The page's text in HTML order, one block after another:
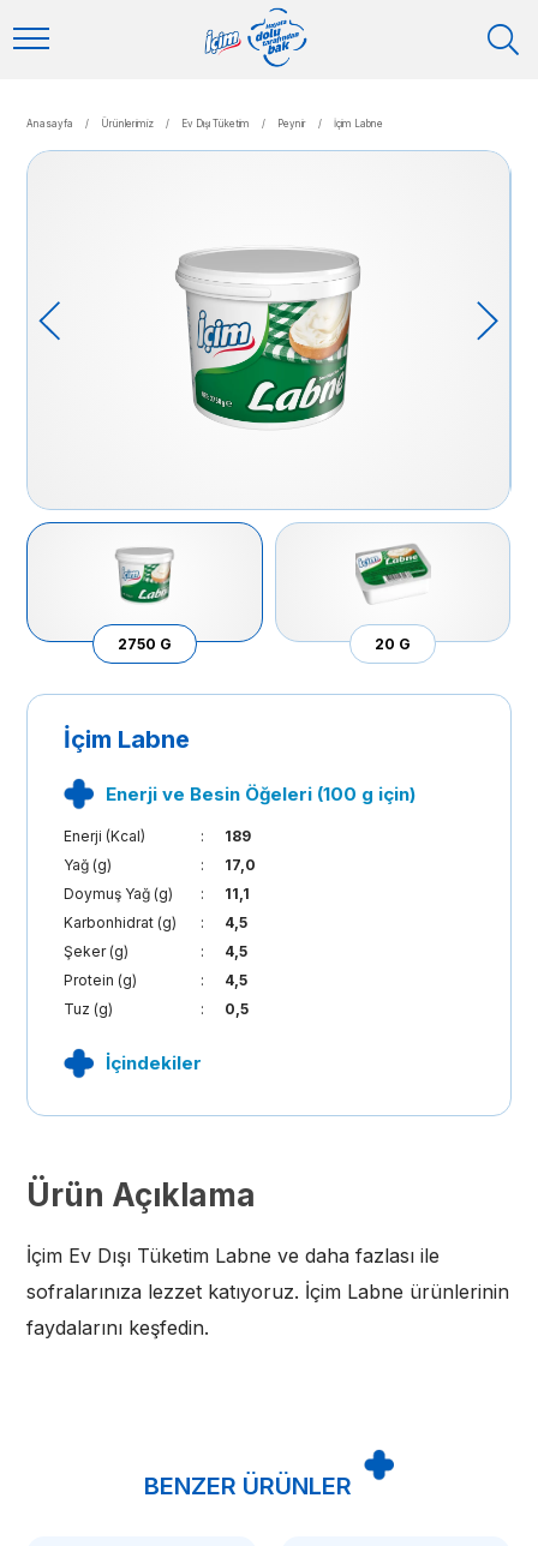
Anasayfa / Ürünlerimiz / Ev Dışı Tüketim / Peynir / İçim Labne
2750 G 20 G
İçim Labne
Enerji ve Besin Öğeleri (100 g için)
Enerji (Kcal) :
189
Yağ (g)
:
17,0
Doymuş Yağ (g)
:
11,1
Karbonhidrat (g)
:
4,5
Şeker (g)
:
4,5
Protein (g)
:
4,5
Tuz (g)
: 0,5
İçindekiler
Ürün Açıklama
İçim Ev Dışı Tüketim Labne ve daha fazlası ile
sofralarınıza lezzet katıyoruz. İçim Labne ürünlerinin
faydalarını keşfedin.
BENZER ÜRÜNLER